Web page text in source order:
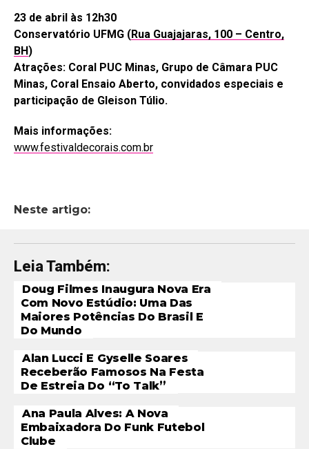
23 de abril às 12h30
Conservatório UFMG (Rua Guajajaras, 100 – Centro,
BH )
Atrações: Coral PUC Minas, Grupo de Câmara PUC
Minas, Coral Ensaio Aberto, convidados especiais e
participação de Gleison Túlio.
Mais informações:
www.festivaldecorais.com.br
Neste artigo:
Leia Também:
Doug Filmes Inaugura Nova Era
Com Novo Estúdio: Uma Das
Maiores Potências Do Brasil E
Do Mundo
Alan Lucci E Gyselle Soares
Receberão Famosos Na Festa
De Estreia Do “To Talk”
Ana Paula Alves: A Nova
Embaixadora Do Funk Futebol
Clube